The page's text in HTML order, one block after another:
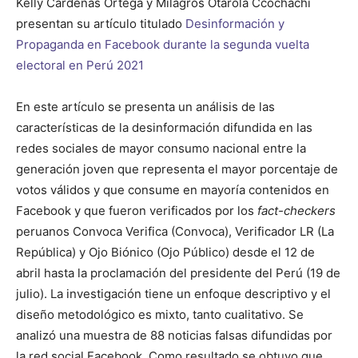
presentan su artículo titulado Desinformación y
Propaganda en Facebook durante la segunda vuelta
electoral en Perú 2021
En este artículo se presenta un análisis de las
características de la desinformación difundida en las
redes sociales de mayor consumo nacional entre la
generación joven que representa el mayor porcentaje de
votos válidos y que consume en mayoría contenidos en
Facebook y que fueron verificados por los fact-checkers
peruanos Convoca Verifica (Convoca), Verificador LR (La
República) y Ojo Biónico (Ojo Público) desde el 12 de
abril hasta la proclamación del presidente del Perú (19 de
julio). La investigación tiene un enfoque descriptivo y el
diseño metodológico es mixto, tanto cualitativo. Se
analizó una muestra de 88 noticias falsas difundidas por